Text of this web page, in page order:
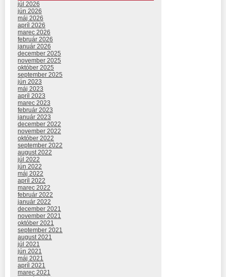
júl 2026
jún 2026
máj 2026
apríl 2026
marec 2026
február 2026
január 2026
december 2025
november 2025
október 2025
september 2025
jún 2023
máj 2023
apríl 2023
marec 2023
február 2023
január 2023
december 2022
november 2022
október 2022
september 2022
august 2022
júl 2022
jún 2022
máj 2022
apríl 2022
marec 2022
február 2022
január 2022
december 2021
november 2021
október 2021
september 2021
august 2021
júl 2021
jún 2021
máj 2021
apríl 2021
marec 2021